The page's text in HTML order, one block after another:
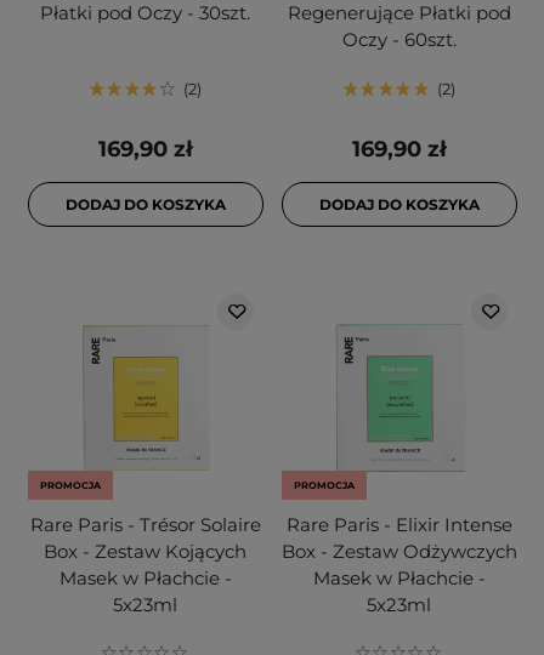
Płatki pod Oczy - 30szt.
2
169,90 zł
DODAJ DO KOSZYKA
Regenerujące Płatki pod
Oczy - 60szt.
2
169,90 zł
DODAJ DO KOSZYKA
PROMOCJA
Rare Paris - Trésor Solaire
Box - Zestaw Kojących
Masek w Płachcie -
5x23ml
PROMOCJA
Rare Paris - Elixir Intense
Box - Zestaw Odżywczych
Masek w Płachcie -
5x23ml